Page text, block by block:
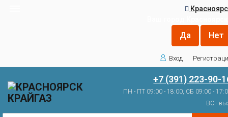
Вход
+7 (391) 223-90-
ПН - ПТ 09:00 - 18:00, СБ 09:00 -
ВС -